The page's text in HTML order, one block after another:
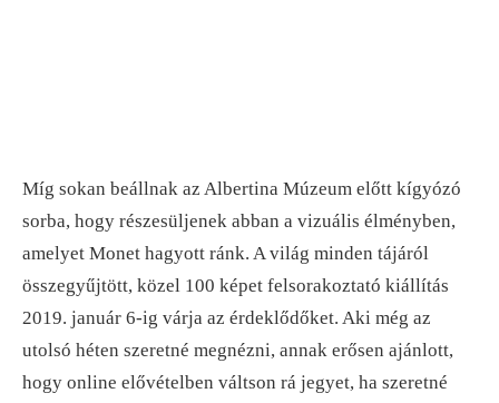
Míg sokan beállnak az Albertina Múzeum előtt kígyózó
sorba, hogy részesüljenek abban a vizuális élményben,
amelyet Monet hagyott ránk. A világ minden tájáról
összegyűjtött, közel 100 képet felsorakoztató kiállítás
2019. január 6-ig várja az érdeklődőket. Aki még az
utolsó héten szeretné megnézni, annak erősen ajánlott,
hogy online elővételben váltson rá jegyet, ha szeretné